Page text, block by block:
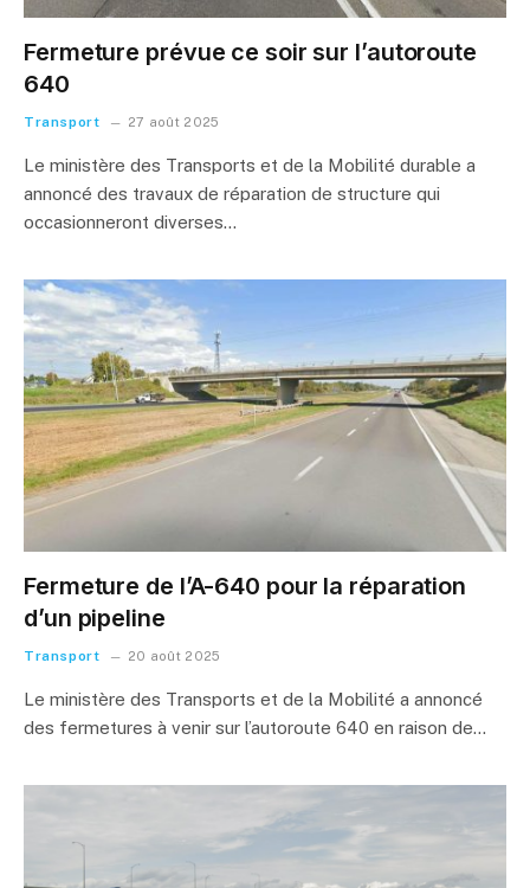
Fermeture prévue ce soir sur l’autoroute
640
Transport 27 août 2025
Le ministère des Transports et de la Mobilité durable a
annoncé des travaux de réparation de structure qui
occasionneront diverses…
Fermeture de l’A-640 pour la réparation
d’un pipeline
Transport 20 août 2025
Le ministère des Transports et de la Mobilité a annoncé
des fermetures à venir sur l’autoroute 640 en raison de…